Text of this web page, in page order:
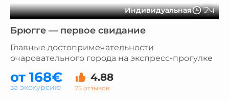
Индивидуальная
2ч
Брюгге — первое свидание
Главные достопримечательности
очаровательного города на экспресс-прогулке
от 168€ 4.88
75 отзывов
за экскурсию